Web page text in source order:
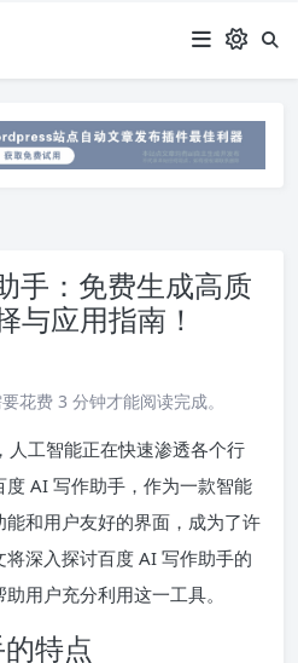
手：免费生成高质
与应用指南！
花费 3 分钟才能阅读完成。
人工智能正在快速渗透各个行
AI 写作助手，作为一款智能
和用户友好的界面，成为了许
深入探讨百度 AI 写作助手的
用户充分利用这一工具。
特点